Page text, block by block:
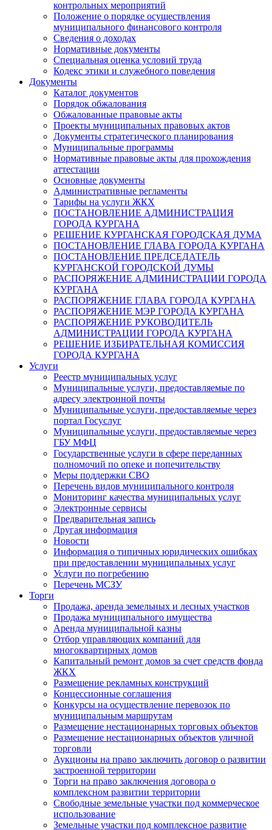
контрольных мероприятий
Положение о порядке осуществления
муниципального финансового контроля
Сведения о доходах
Нормативные документы
Специальная оценка условий труда
Кодекс этики и служебного поведения
Документы
Каталог документов
Порядок обжалования
Обжалованные правовые акты
Проекты муниципальных правовых актов
Документы стратегического планирования
Муниципальные программы
Нормативные правовые акты для прохождения
аттестации
Основные документы
Административные регламенты
Тарифы на услуги ЖКХ
ПОСТАНОВЛЕНИЕ АДМИНИСТРАЦИЯ
ГОРОДА КУРГАНА
РЕШЕНИЕ КУРГАНСКАЯ ГОРОДСКАЯ ДУМА
ПОСТАНОВЛЕНИЕ ГЛАВА ГОРОДА КУРГАНА
ПОСТАНОВЛЕНИЕ ПРЕДСЕДАТЕЛЬ
КУРГАНСКОЙ ГОРОДСКОЙ ДУМЫ
РАСПОРЯЖЕНИЕ АДМИНИСТРАЦИИ ГОРОДА
КУРГАНА
РАСПОРЯЖЕНИЕ ГЛАВА ГОРОДА КУРГАНА
РАСПОРЯЖЕНИЕ МЭР ГОРОДА КУРГАНА
РАСПОРЯЖЕНИЕ РУКОВОДИТЕЛЬ
АДМИНИСТРАЦИИ ГОРОДА КУРГАНА
РЕШЕНИЕ ИЗБИРАТЕЛЬНАЯ КОМИССИЯ
ГОРОДА КУРГАНА
Услуги
Реестр муниципальных услуг
Муниципальные услуги, предоставляемые по
адресу электронной почты
Муниципальные услуги, предоставляемые через
портал Госуслуг
Муниципальные услуги, предоставляемые через
ГБУ МФЦ
Государственные услуги в сфере переданных
полномочий по опеке и попечительству
Меры поддержки СВО
Перечень видов муниципального контроля
Мониторинг качества муниципальных услуг
Электронные сервисы
Предварительная запись
Другая информация
Новости
Информация о типичных юридических ошибках
при предоставлении муниципальных услуг
Услуги по погребению
Перечень МСЗУ
Торги
Продажа, аренда земельных и лесных участков
Продажа муниципального имущества
Аренда муниципальной казны
Отбор управляющих компаний для
многоквартирных домов
Капитальный ремонт домов за счет средств фонда
ЖКХ
Размещение рекламных конструкций
Концессионные соглашения
Конкурсы на осуществление перевозок по
муниципальным маршрутам
Размещение нестационарных торговых объектов
Размещение нестационарных объектов уличной
торговли
Аукционы на право заключить договор о развитии
застроенной территории
Торги на право заключения договора о
комплексном развитии территории
Свободные земельные участки под коммерческое
использование
Земельные участки под комплексное развитие